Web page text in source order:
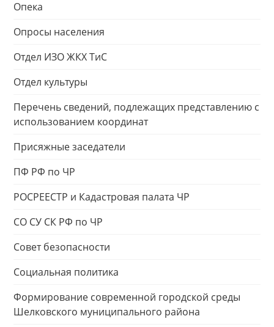
Опека
Опросы населения
Отдел ИЗО ЖКХ ТиС
Отдел культуры
Перечень сведений, подлежащих представлению с
использованием координат
Присяжные заседатели
ПФ РФ по ЧР
РОСРЕЕСТР и Кадастровая палата ЧР
СО СУ СК РФ по ЧР
Совет безопасности
Социальная политика
Формирование современной городской среды
Шелковского муниципального района